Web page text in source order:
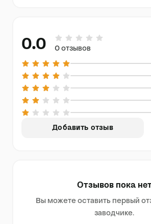
0.0 0 отзывов
Добавить отзыв
Отзывов пока
Вы можете оставить первый
заводчике.